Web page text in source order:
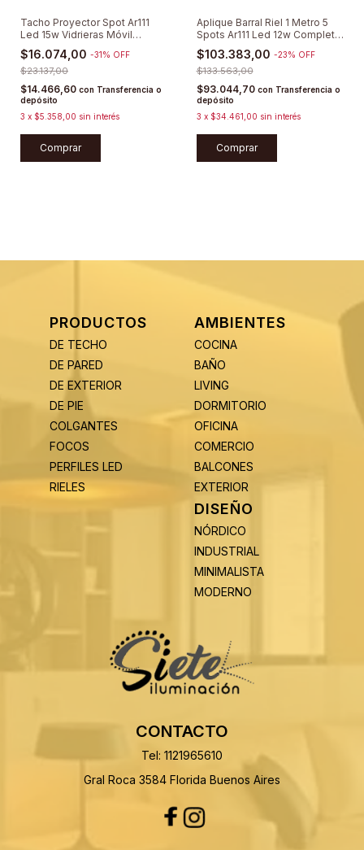
Tacho Proyector Spot Ar111
Led 15w Vidrieras Móvil
Completo
$16.074,00 -31% OFF
$23.137,00
$14.466,60 con Transferencia o
depósito
3 x $5.358,00 sin interés
Comprar
Aplique Barral Riel 1 Metro 5
Spots Ar111 Led 12w Completo
Cabezales Tacho Móviles
Luces Led Incluidas Gu10 220v
$103.383,00 -23% OFF
$133.563,00
$93.044,70 con Transferencia o
depósito
3 x $34.461,00 sin interés
Comprar
PRODUCTOS
DE TECHO
DE PARED
DE EXTERIOR
DE PIE
COLGANTES
FOCOS
PERFILES LED
RIELES
AMBIENTES
COCINA
BAÑO
LIVING
DORMITORIO
OFICINA
COMERCIO
BALCONES
EXTERIOR
DISEÑO
NÓRDICO
INDUSTRIAL
MINIMALISTA
MODERNO
CONTACTO
Tel: 1121965610
Gral Roca 3584 Florida Buenos Aires